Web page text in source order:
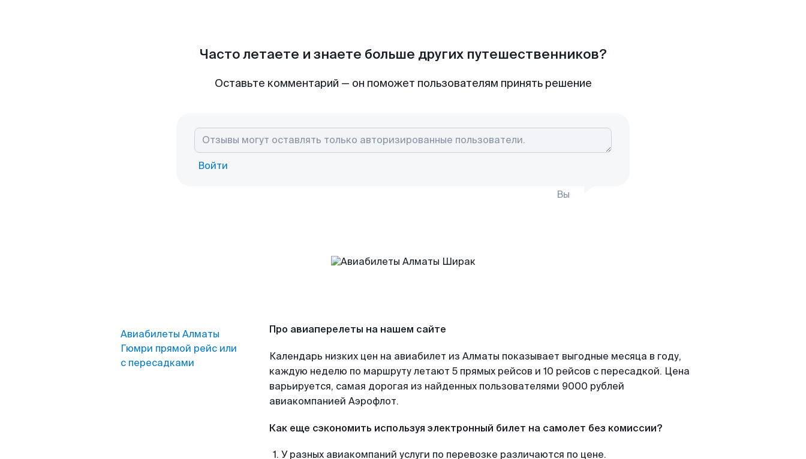
Часто летаете и знаете больше других путешественников?
Оставьте комментарий — он поможет пользователям принять решение
Войти
Вы
Авиабилеты Алматы
Гюмри прямой рейс или
с пересадками
Про авиаперелеты на нашем сайте
Календарь низких цен на авиабилет из Алматы показывает выгодные месяца в году,
каждую неделю по маршруту летают 5 прямых рейсов и 10 рейсов с пересадкой. Цена
варьируется, самая дорогая из найденных пользователями 9000 рублей
авиакомпанией Аэрофлот.
Как еще сэкономить используя электронный билет на самолет без комиссии?
У разных авиакомпаний услуги по перевозке различаются по цене.